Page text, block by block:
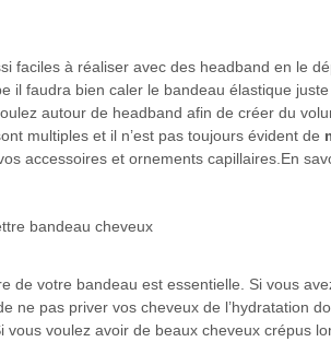
faciles à réaliser avec des headband en le
il faudra bien caler le bandeau élastique juste
autour de headband afin de créer du
multiples et il n’est pas toujours évident de
accessoires et ornements capillaires.En
de votre bandeau est essentielle. Si vous
ne pas priver vos cheveux de l’hydratation
voulez avoir de beaux cheveux crépus